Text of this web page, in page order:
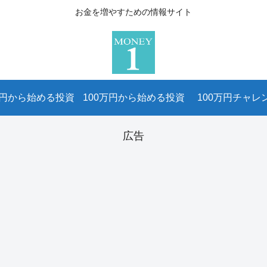
お金を増やすための情報サイト
から始める投資 100万円から始める投資 100万円チャレ
広告